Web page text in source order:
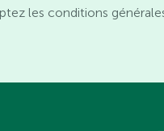
les conditions